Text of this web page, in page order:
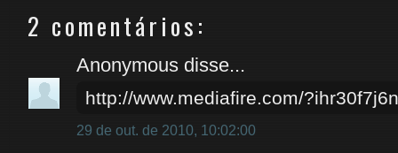
2 comentários:
Anonymous disse...
http://www.mediafire.com/
29 de out. de 2010, 10:02:00